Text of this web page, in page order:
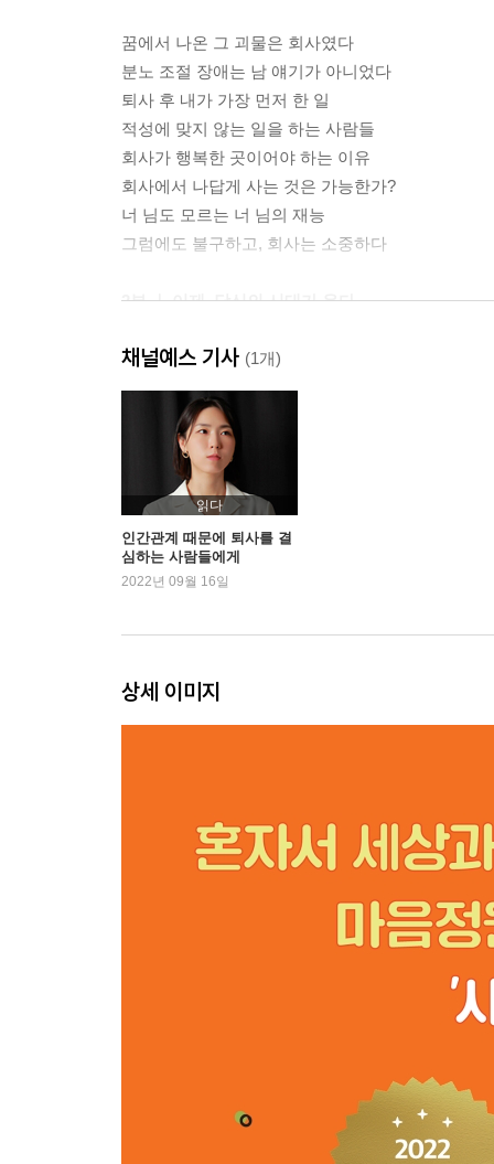
꿈에서 나온 그 괴물은 회사였다
분노 조절 장애는 남 얘기가 아니었다
퇴사 후 내가 가장 먼저 한 일
적성에 맞지 않는 일을 하는 사람들
회사가 행복한 곳이어야 하는 이유
회사에서 나답게 사는 것은 가능한가?
너 님도 모르는 너 님의 재능
그럼에도 불구하고, 회사는 소중하다
2부 ｜ 이제, 당신의 시대가 온다
우리는 매 순간 새롭게 시작한다
회의주의자들과 함께 일하는 법
존엄을 잃지 않는 법
단단한 마음을 갖기 위한 데일리 관리법
비판은 꼭 필요할까?
직장에서의 뒷담화에 대해
여자는 사무실 내 권력 싸움에 어떻게 임해야 하는
팀원의 목소리가 팀장만큼 강해진 시대
착한 사람이 “NO” 하는 방법
그래서 네가 진짜로 원하는 게 뭐야?
넥타이를 맸다고 모두 신사는 아니다
무례한 사람과 대화하는 법
당신이 만만하게 보였던 진짜 이유
누군가 말했다, 전쟁터에서 애정을 갈구하면 안 된
채널예스 기사 (1개)
읽다
인간관계 때문에 퇴사를 결
심하는 사람들에게
2022년 09월 16일
상세 이미지